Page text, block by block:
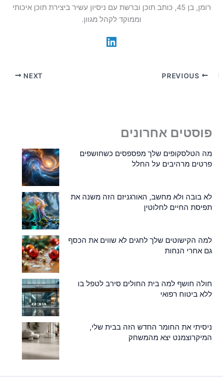
רומן, בן 45, כותב תוכן וברשת עם ניסיון עשיר ביצירת תוכן איכותי
וממוקד לקהל מגוון.
NEXT
פוסטים אחרונים
מה הטלסקופים שלך מפספסים כשחושפים
פרטים מרהיבים על החלל
לא בובה ולא מחשב, האורגניזם הזה משנה את
תפיסת החיים לחלוטין
למה הקישוטים שלך לחגים לא שווים את הכסף
גם אחרי הנחות
חולה חושף למה בית החולים סירב לטפל בו
ללא ביטוח רפואי
ניסיתי את החומר החדש הזה בבית שלי,
המיקרוצמנט יצא מהמשחק